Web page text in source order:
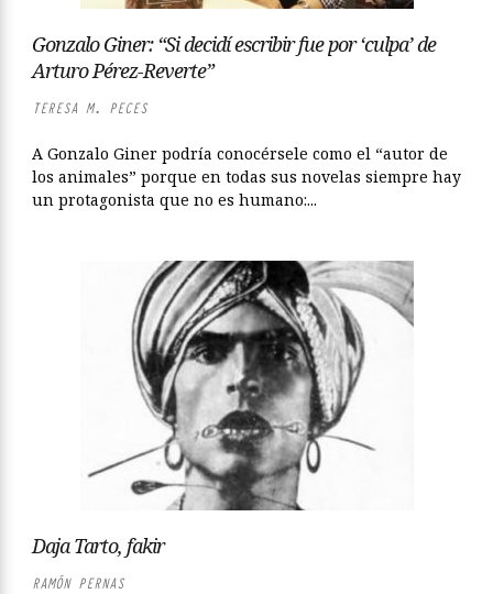
Gonzalo Giner: “Si decidí escribir fue por ‘culpa’ de
Arturo Pérez-Reverte”
TERESA M. PECES
A Gonzalo Giner podría conocérsele como el “autor de
los animales” porque en todas sus novelas siempre hay
un protagonista que no es humano:...
Daja Tarto, fakir
RAMÓN PERNAS